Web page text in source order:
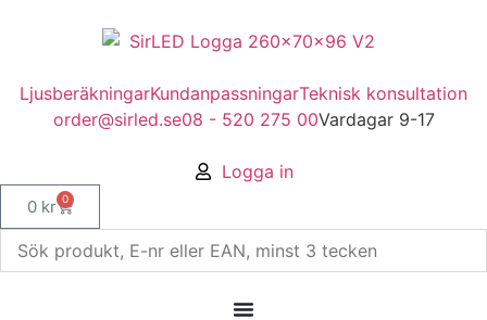
LjusberäkningarKundanpassningarTeknisk konsultation
order@sirled.se08 - 520 275 00Vardagar 9-17
Logga in
0 kr 0